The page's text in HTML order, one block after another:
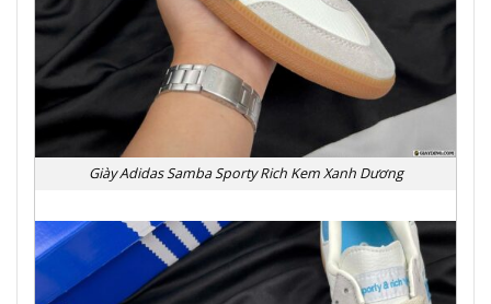
Giày Adidas Samba Sporty Rich Kem Xanh Dương